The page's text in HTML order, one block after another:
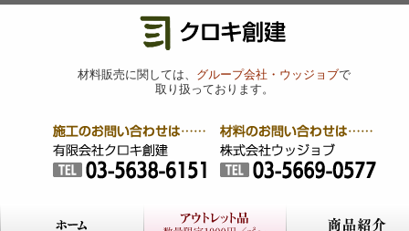
材料販売に関しては、 グループ会社・ウッジョブで
取り扱っております。